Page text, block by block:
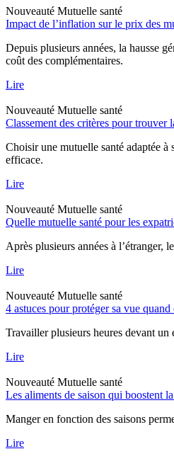
Nouveauté Mutuelle santé
Impact de l’inflation sur le prix des
Depuis plusieurs années, la hausse
coût des complémentaires.
Lire
Nouveauté Mutuelle santé
Classement des critères pour trouver
Choisir une mutuelle santé adaptée
efficace.
Lire
Nouveauté Mutuelle santé
Quelle mutuelle santé pour les
Après plusieurs années à l’étranger,
Lire
Nouveauté Mutuelle santé
4 astuces pour protéger sa vue
Travailler plusieurs heures devant un
Lire
Nouveauté Mutuelle santé
Les aliments de saison qui boostent
Manger en fonction des saisons
Lire